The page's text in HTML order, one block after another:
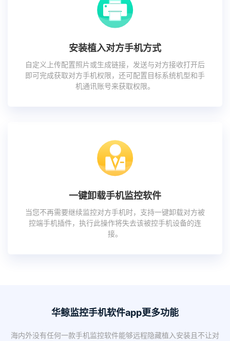
安装植入对方手机方式
自定义上传配置照片或生成链接，发送与对方接收打开后
即可完成获取对方手机权限，还可配置目标系统机型和手
机通讯账号来获取权限。
一键卸载手机监控软件
当您不再需要继续监控对方手机时，支持一键卸载对方被
控端手机插件，执行此操作将失去该被控手机设备的连
接。
华鲸监控手机软件app更多功能
海内外没有任何一款手机监控软件能够远程隐藏植入安装且不让对